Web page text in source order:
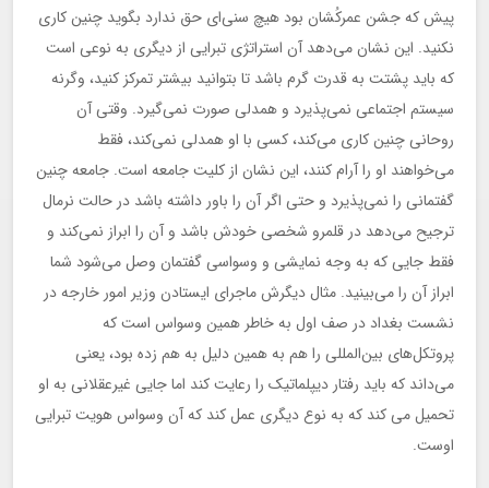
پیش که جشن عمرکُشان بود هیچ سنی‌ای حق ندارد بگوید چنین کاری
نکنید. این نشان می‌دهد آن استراتژی تبرایی از دیگری به نوعی است
که باید پشتت به قدرت گرم باشد تا بتوانید بیشتر تمرکز کنید، وگرنه
سیستم اجتماعی نمی‌پذیرد و همدلی صورت نمی‌گیرد. وقتی آن
روحانی چنین کاری می‌کند، کسی با او همدلی نمی‌کند، فقط
می‌خواهند او را آرام کنند، این نشان از کلیت جامعه است. جامعه چنین
گفتمانی را نمی‌پذیرد و حتی اگر آن را باور داشته باشد در حالت نرمال
ترجیح می‌دهد در قلمرو شخصی خودش باشد و آن را ابراز نمی‌کند و
فقط جایی که به وجه نمایشی و وسواسی گفتمان وصل می‌شود شما
ابراز آن را می‌بینید. مثال دیگرش ماجرای ایستادن وزیر امور خارجه در
نشست بغداد در صف اول به خاطر همین وسواس است که
پروتکل‌های بین‌المللی را هم به همین دلیل به هم زده بود، یعنی
می‌داند که باید رفتار دیپلماتیک را رعایت کند اما جایی غیرعقلانی به او
تحمیل می کند که به نوع دیگری عمل کند که آن وسواس هویت تبرایی
اوست.